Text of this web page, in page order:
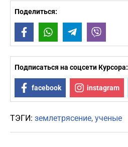
Поделиться:
FacebookWhatsAppTelegram
Подписаться на соцсети Курсора:
facebook instagram
ТЭГИ: землетрясение ученые